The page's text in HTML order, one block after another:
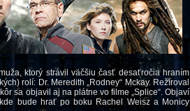
ktorý strávil väčšiu časť desaťročia hraním
rolí: Dr. Meredith „Rodney“ Mckay. Režíroval
sa objavil aj na plátne vo filme „Splice“. Objaví
bude hrať po boku Rachel Weisz a Monicy